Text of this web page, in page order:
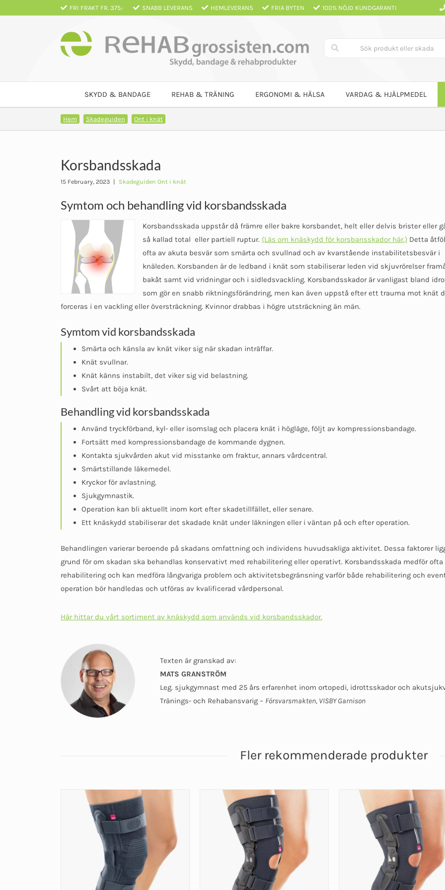
FRI FRAKT FR. 375.- SNABB LEVERANS HEMLEVERANS FRIA BYTEN 100% NÖJD KUNDGARANTI
SKYDD & BANDAGE REHAB & TRÄNING ERGONOMI & HÄLSA VARDAG & HJÄLPMEDEL
Hem Skadeguiden Ont i knät
Korsbandsskada
15 February, 2023 Skadeguiden Ont i knät
Symtom och behandling vid korsbandsskada
Korsbandsskada uppstår då främre eller bakre korsbandet, helt eller delvis brister eller
så kallad total eller partiell ruptur. (Läs om knäskydd för korsbansskador här.)Detta
ofta av akuta besvär som smärta och svullnad och av kvarstående instabilitetsbesvär i
knäleden. Korsbanden är de ledband i knät som stabiliserar leden vid skjuvrörelser
bakåt samt vid vridningar och i sidledsvackling. Korsbandsskador är vanligast bland
som gör en snabb riktningsförändring, men kan även uppstå efter ett trauma mot knät
forceras i en vackling eller översträckning. Kvinnor drabbas i högre utsträckning än män.
Symtom vid korsbandsskada
Smärta och känsla av knät viker sig när skadan inträffar.
Knät svullnar.
Knät känns instabilt, det viker sig vid belastning.
Svårt att böja knät.
Behandling vid korsbandsskada
Använd tryckförband, kyl- eller isomslag och placera knät i högläge, följt av kompressionsbandage.
Fortsätt med kompressionsbandage de kommande dygnen.
Kontakta sjukvården akut vid misstanke om fraktur, annars vårdcentral.
Smärtstillande läkemedel.
Kryckor för avlastning.
Sjukgymnastik.
Operation kan bli aktuellt inom kort efter skadetillfället, eller senare.
Ett knäskydd stabiliserar det skadade knät under läkningen eller i väntan på och efter operation.
Behandlingen varierar beroende på skadans omfattning och individens huvudsakliga aktivitet. Dessa faktorer
grund för om skadan ska behandlas konservativt med rehabilitering eller operativt. Korsbandsskada medför ofta
rehabilitering och kan medföra långvariga problem och aktivitetsbegränsning varför både rehabilitering och
operation bör handledas och utföras av kvalificerad vårdpersonal.
Här hittar du vårt sortiment av knäskydd som används vid korsbandsskador.
Texten är granskad av:
MATS GRANSTRÖM
Leg. sjukgymnast med 25 års erfarenhet inom ortopedi, idrottsskador och
Tränings- och Rehabansvarig – Försvarsmakten, VISBY Garnison
Fler rekommenderade produkter